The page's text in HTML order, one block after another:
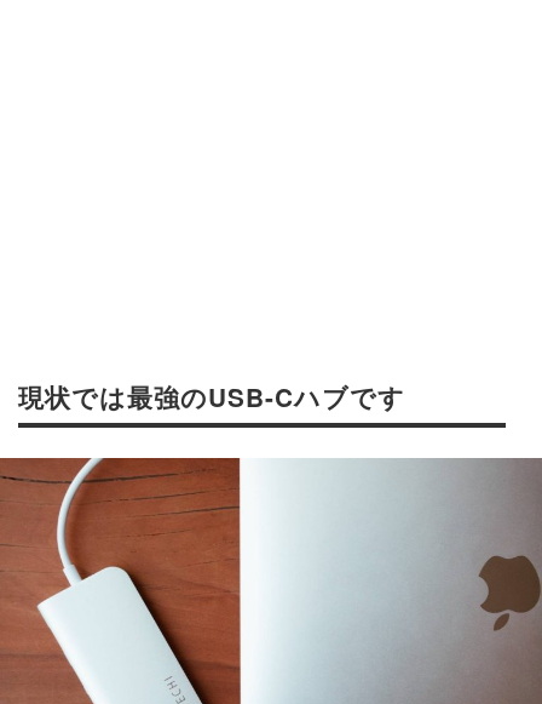
現状では最強のUSB-Cハブです